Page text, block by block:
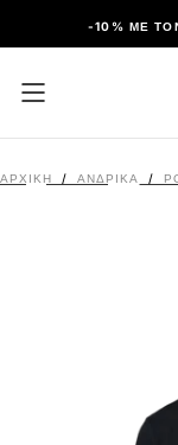
ΠΑΡΆΛΕΙΨΗ-10% ΜΕ
ΑΡΧΙΚΉ / ΑΝΔΡΙΚΑ /